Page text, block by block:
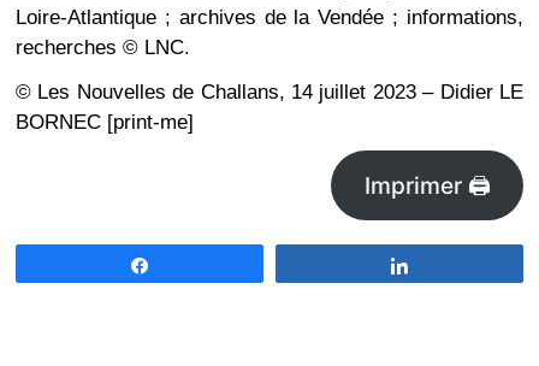
Loire-Atlantique ; archives de la Vendée ; informations,
recherches © LNC.
© Les Nouvelles de Challans, 14 juillet 2023 – Didier LE
BORNEC [print-me]
Imprimer 🖨